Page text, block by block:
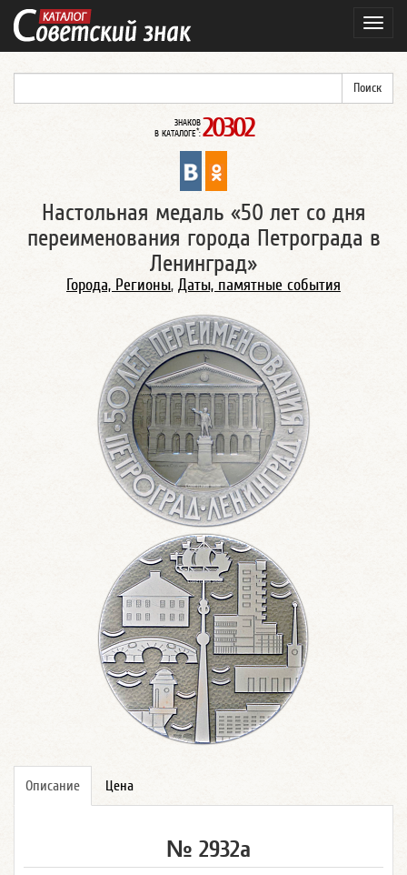
ЗНАКОВ
В КАТАЛОГЕ*: 20302
Настольная медаль «50 лет со дня
переименования города Петрограда в
Ленинград»
Города, Регионы, Даты, памятные события
Описание Цена
№ 2932а